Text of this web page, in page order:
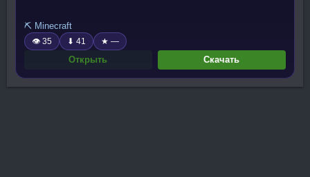
⛏️ Minecraft
👁 35 ⬇ 41 ★ —
Открыть Скачать